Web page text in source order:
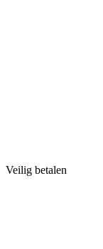
Veilig betalen